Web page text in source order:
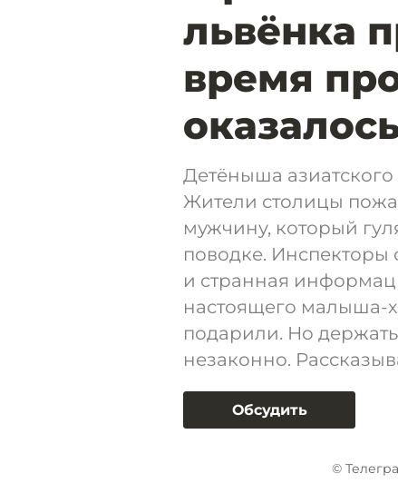
львёнка
время
Детёныша
Жители столицы
мужчину, который
поводке.
и странная
настоящего малыша-
подарили. Но
незаконно.
Обсудить
©